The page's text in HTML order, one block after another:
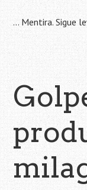
… Mentira.Sigue